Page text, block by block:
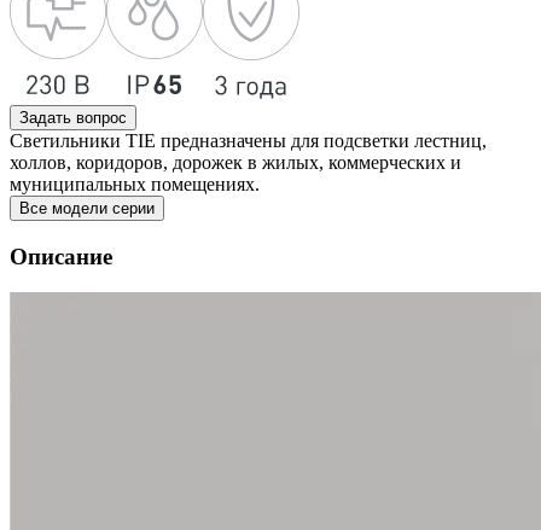
Задать вопрос
Светильники TIE предназначены для подсветки лестниц,
холлов, коридоров, дорожек в жилых, коммерческих и
муниципальных помещениях.
Все модели серии
Описание